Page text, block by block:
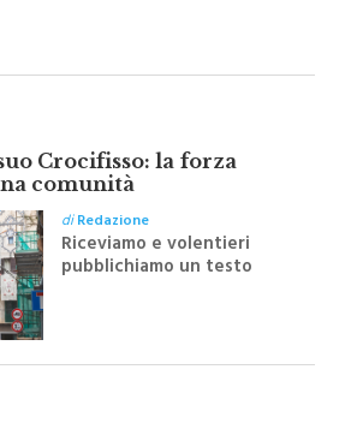
Crocifisso: la forza
comunità
diRedazione
Riceviamo e volentieri
Sapienza all'indomani della